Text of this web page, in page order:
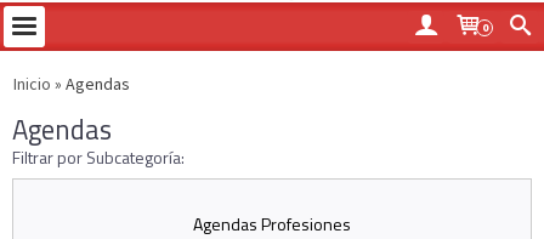
0
Inicio » Agendas
Agendas
Filtrar por Subcategoría:
Agendas Profesiones